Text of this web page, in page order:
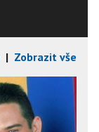
| Zobrazit vše